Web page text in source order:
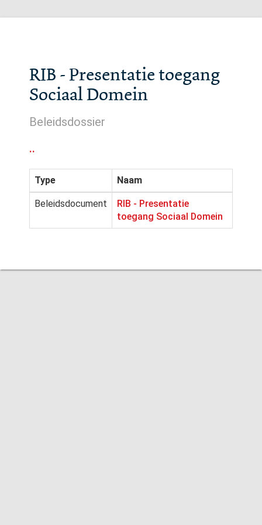
RIB - Presentatie toegang
Sociaal Domein
Beleidsdossier
..
Type Naam
Beleidsdocument
RIB - Presentatie
toegang Sociaal Domein